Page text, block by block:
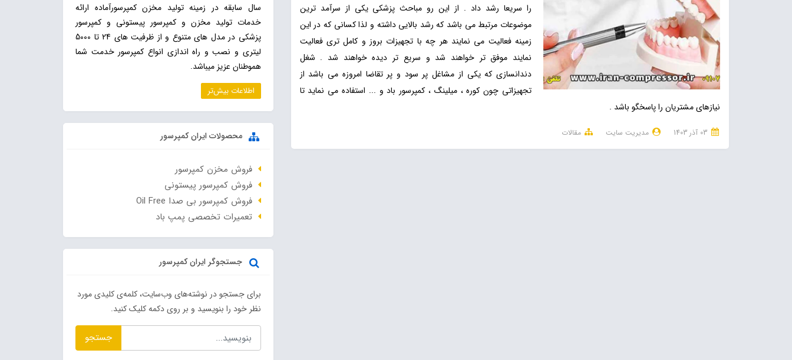
را سریعا رشد داد . از این رو مباحث پزشکی یکی از سرآمد ترین
موضوعات مرتبط می باشد که رشد بالایی داشته و لذا کسانی که در این
زمینه فعالیت می نمایند هر چه با تجهیزات بروز و کامل تری فعالیت
نمایند موفق تر خواهند شد و سریع تر دیده خواهند شد . شغل
دندانسازی که یکی از مشاغل پر سود و پر تقاضا امروزه می باشد از
تجهیزاتی چون کوره ، میلینگ ، کمپرسور باد و ... استفاده می نماید تا
نیازهای مشتریان را پاسخگو باشد .
مدیریت سایت مقالات
سال سابقه در زمینه تولید مخزن کمپرسورآماده ارائه
خدمات تولید مخزن وکمپرسور پیستونی و کمپرسور
پزشکی
در مدل های متنوع و از ظرفیت های 24 تا 5000
لیتری و نصب و راه اندازی انواع کمپرسور خدمت شما
هموطنان عزیز میباشد.
اطلاعات بیش‌تر
محصولات ایران کمپرسور
فروش مخزن کمپرسور
فروش کمپرسور پیستونی
فروش کمپرسور بی صدا Oil Free
تعمیرات تخصصی پمپ باد
جستجوگر ایران کمپرسور
برای جستجو در نوشته‌های وب‌سایت، کلمه‌ی کلیدی مورد
نظر خود را بنویسید و بر روی دکمه کلیک کنید.
جستجو